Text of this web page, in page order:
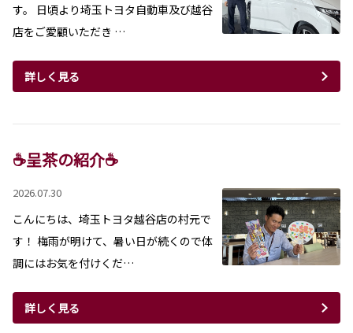
す。 日頃より埼玉トヨタ自動車及び越谷
店をご愛顧いただき …
詳しく見る
☕呈茶の紹介☕
2026.07.30
こんにちは、埼玉トヨタ越谷店の村元で
す！ 梅雨が明けて、暑い日が続くので体
調にはお気を付けくだ…
詳しく見る